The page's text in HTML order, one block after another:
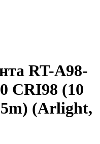
RT-A98-
CRI98 (10
(Arlight,